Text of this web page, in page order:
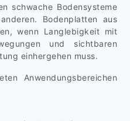
schwache Bodensysteme
Bodenplatten aus
wenn Langlebigkeit mit
und sichtbaren
einhergehen muss.
Anwendungsbereichen